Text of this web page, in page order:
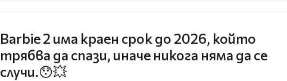
Barbie 2 има краен срок до 2026, който
трябва да спази, иначе никога няма да се
случи.😯💥